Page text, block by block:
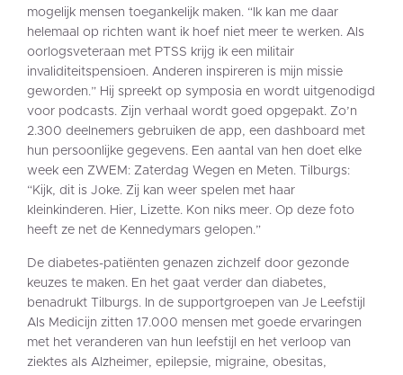
mogelijk mensen toegankelijk maken. “Ik kan me daar
helemaal op richten want ik hoef niet meer te werken. Als
oorlogsveteraan met PTSS krijg ik een militair
invaliditeitspensioen. Anderen inspireren is mijn missie
geworden.” Hij spreekt op symposia en wordt uitgenodigd
voor podcasts. Zijn verhaal wordt goed opgepakt. Zo’n
2.300 deelnemers gebruiken de app, een dashboard met
hun persoonlijke gegevens. Een aantal van hen doet elke
week een ZWEM: Zaterdag Wegen en Meten. Tilburgs:
“Kijk, dit is Joke. Zij kan weer spelen met haar
kleinkinderen. Hier, Lizette. Kon niks meer. Op deze foto
heeft ze net de Kennedymars gelopen.”
De diabetes-patiënten genazen zichzelf door gezonde
keuzes te maken. En het gaat verder dan diabetes,
benadrukt Tilburgs. In de supportgroepen van Je Leefstijl
Als Medicijn zitten 17.000 mensen met goede ervaringen
met het veranderen van hun leefstijl en het verloop van
ziektes als Alzheimer, epilepsie, migraine, obesitas,